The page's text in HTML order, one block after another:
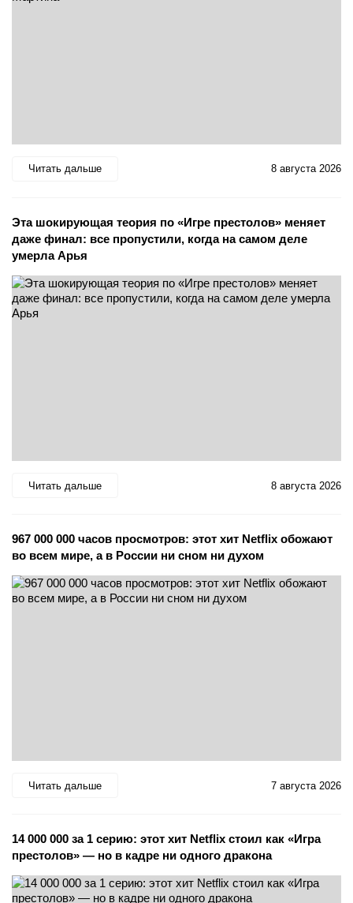
Читать дальше 8 августа 2026
Эта шокирующая теория по «Игре престолов» меняет
даже финал: все пропустили, когда на самом деле
умерла Арья
Читать дальше 8 августа 2026
967 000 000 часов просмотров: этот хит Netflix обожают
во всем мире, а в России ни сном ни духом
Читать дальше 7 августа 2026
14 000 000 за 1 серию: этот хит Netflix стоил как «Игра
престолов» — но в кадре ни одного дракона